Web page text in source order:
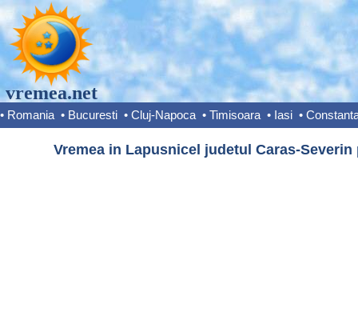
vremea.net
• Romania • Bucuresti • Cluj-Napoca • Timisoara • Iasi •
Vremea in Lapusnicel judetul Caras-